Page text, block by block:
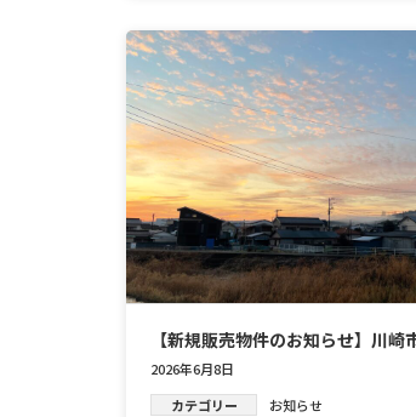
【新規販売物件のお知らせ】川崎
2026年6月8日
カテゴリー
お知らせ